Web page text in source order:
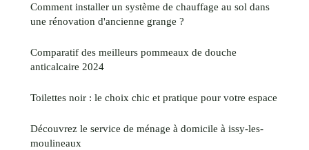
Comment installer un système de chauffage au sol dans
une rénovation d'ancienne grange ?
Comparatif des meilleurs pommeaux de douche
anticalcaire 2024
Toilettes noir : le choix chic et pratique pour votre espace
Découvrez le service de ménage à domicile à issy-les-
moulineaux